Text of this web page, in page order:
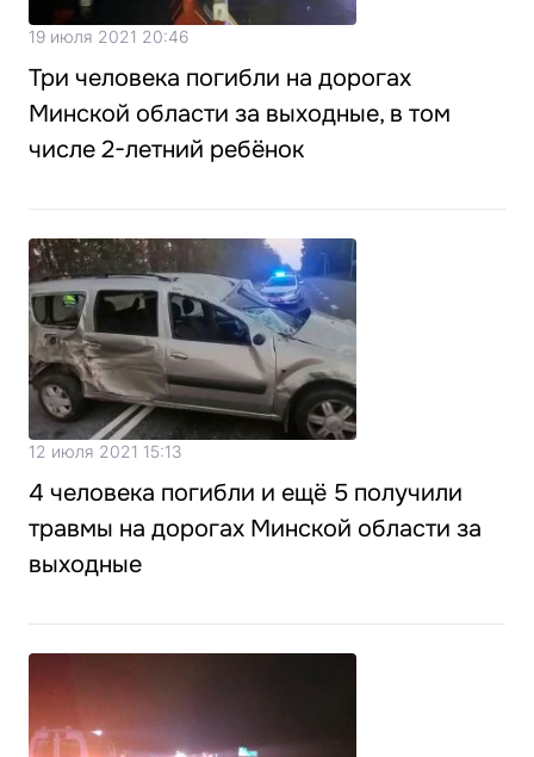
19 июля 2021 20:46
Три человека погибли на дорогах
Минской области за выходные, в том
числе 2-летний ребёнок
12 июля 2021 15:13
4 человека погибли и ещё 5 получили
травмы на дорогах Минской области за
выходные